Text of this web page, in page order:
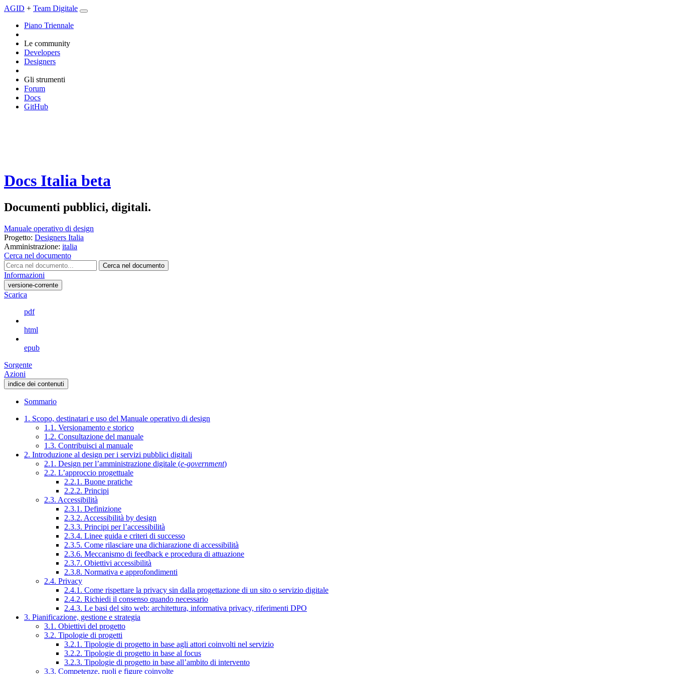
AGID + Team Digitale
Piano Triennale
Le community
Developers
Designers
Gli strumenti
Forum
Docs
GitHub
Docs Italia beta
Documenti pubblici, digitali.
Manuale operativo di design
Progetto: Designers Italia
Amministrazione: italia
Cerca nel documento
Cerca nel documento
Informazioni
versione-corrente
Scarica
pdf
html
epub
Sorgente
Azioni
indice dei contenuti
Sommario
1. Scopo, destinatari e uso del Manuale operativo di design
1.1. Versionamento e storico
1.2. Consultazione del manuale
1.3. Contribuisci al manuale
2. Introduzione al design per i servizi pubblici digitali
2.1. Design per l’amministrazione digitale (e-government)
2.2. L’approccio progettuale
2.2.1. Buone pratiche
2.2.2. Principi
2.3. Accessibilità
2.3.1. Definizione
2.3.2. Accessibilità by design
2.3.3. Principi per l’accessibilità
2.3.4. Linee guida e criteri di successo
2.3.5. Come rilasciare una dichiarazione di accessibilità
2.3.6. Meccanismo di feedback e procedura di attuazione
2.3.7. Obiettivi accessibilità
2.3.8. Normativa e approfondimenti
2.4. Privacy
2.4.1. Come rispettare la privacy sin dalla progettazione di un sito o servizio digitale
2.4.2. Richiedi il consenso quando necessario
2.4.3. Le basi del sito web: architettura, informativa privacy, riferimenti DPO
3. Pianificazione, gestione e strategia
3.1. Obiettivi del progetto
3.2. Tipologie di progetti
3.2.1. Tipologie di progetto in base agli attori coinvolti nel servizio
3.2.2. Tipologie di progetto in base al focus
3.2.3. Tipologie di progetto in base all’ambito di intervento
3.3. Competenze, ruoli e figure coinvolte